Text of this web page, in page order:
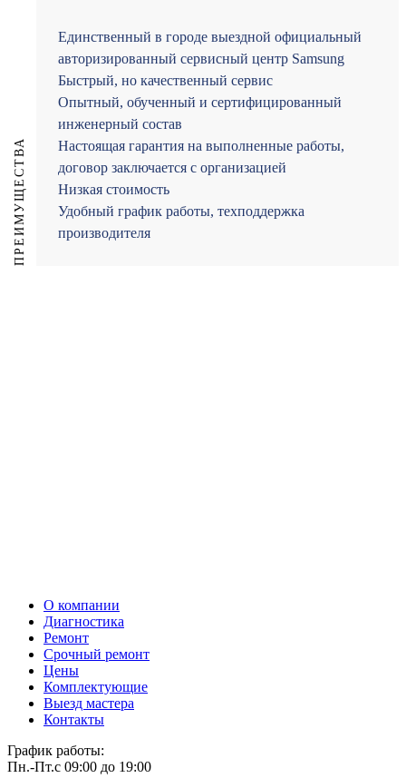
ПРЕИМУЩЕСТВА
Единственный в городе выездной официальный
авторизированный сервисный центр Samsung
Быстрый, но качественный сервис
Опытный, обученный и сертифицированный
инженерный состав
Настоящая гарантия на выполненные работы,
договор заключается с организацией
Низкая стоимость
Удобный график работы, техподдержка
производителя
О компании
Диагностика
Ремонт
Срочный ремонт
Цены
Комплектующие
Выезд мастера
Контакты
График работы:
Пн.-Пт.с 09:00 до 19:00